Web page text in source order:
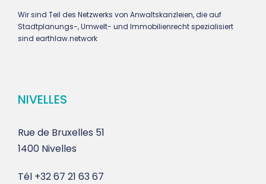
Wir sind Teil des Netzwerks von Anwaltskanzleien, die auf
Stadtplanungs-, Umwelt- und Immobilienrecht spezialisiert
sind earthlaw.network
NIVELLES
Rue de Bruxelles 51
1400 Nivelles
Tél +32 67 21 63 67